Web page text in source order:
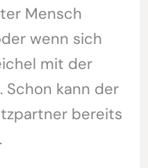
Mensch
wenn sich
mit der
Schon kann der
bereits